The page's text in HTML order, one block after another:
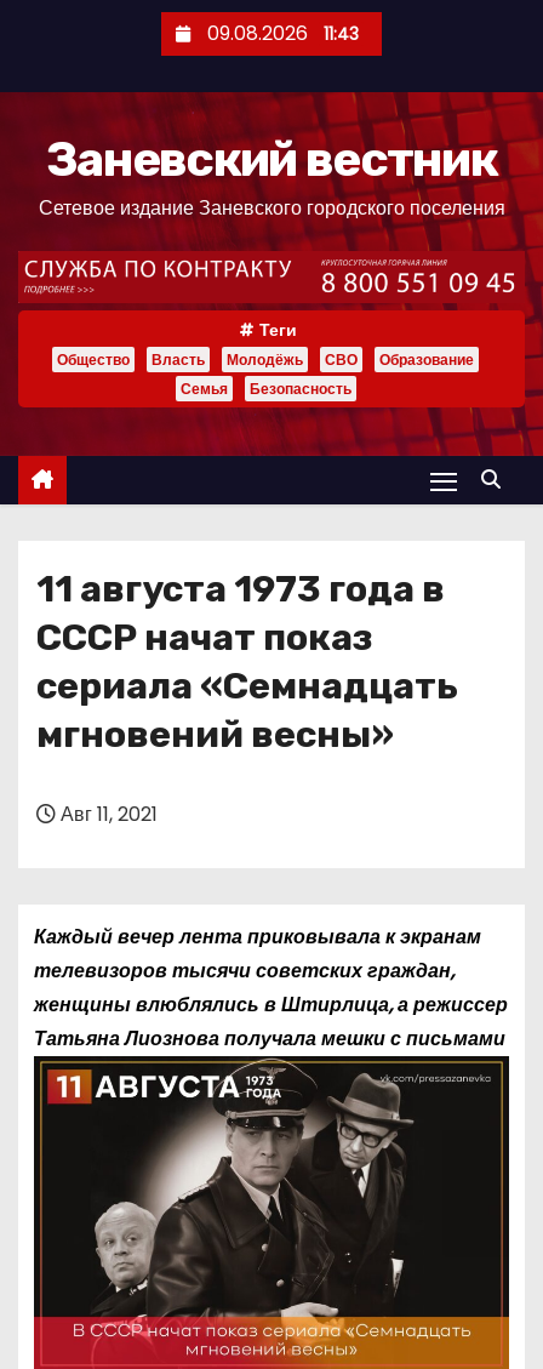
ж
09.08.2026 11:43
Заневский вестник
Сетевое издание Заневского городского поселения
Теги
Общество Власть Молодёжь СВО
Образование
Семья
Безопасность
11 августа 1973 года в
СССР начат показ
сериала «Семнадцать
мгновений весны»
Авг 11, 2021
Каждый вечер лента приковывала к экранам
телевизоров тысячи советских граждан,
женщины влюблялись в Штирлица, а режиссер
ТатьянаЛиознова получала мешки с письмами